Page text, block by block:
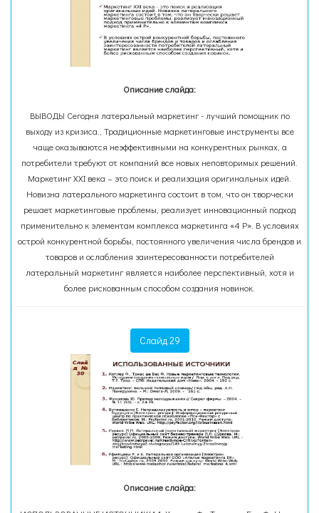
Описание слайда:
ВЫВОДЫ Сегодня латеральный маркетинг - лучший помощник по
выходу из кризиса., Традиционные маркетинговые инструменты все
чаще оказываются неэффективными на конкурентных рынках, а
потребители требуют от компаний все новых неповторимых решений.
Маркетинг XXI века – это поиск и реализация оригинальных идей.
Новизна латерального маркетинга состоит в том, что он творчески
решает маркетинговые проблемы, реализует инновационный подход
применительно к элементам комплекса маркетинга «4 Р». В условиях
острой конкурентной борьбы, постоянного увеличения числа брендов и
товаров и ослабления заинтересованности потребителей
латеральный маркетинг является наиболее перспективный, хотя и
более рискованным способом создания новинок.
Слайд 29
Описание слайда: